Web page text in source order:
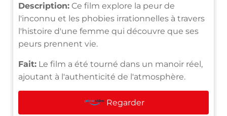
Description: Ce film explore la peur de
l'inconnu et les phobies irrationnelles à travers
l'histoire d'une femme qui découvre que ses
peurs prennent vie.
Fait: Le film a été tourné dans un manoir réel,
ajoutant à l'authenticité de l'atmosphère.
Regarder